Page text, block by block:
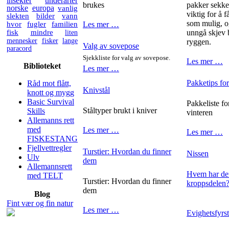
norske europa vanlig
slekten
bilder
vann
hvor
fugler
familien
fisk
mindre
liten
mennesker fisker lange
paracord
Biblioteket
Råd mot flått,
knott og mygg
Basic Survival
Skills
Allemanns rett
med
FISKESTANG
Fjellvettregler
Ulv
Allemannsrett
med TELT
Blog
Fint vær og fin natur
brukes
Les mer …
Valg av sovepose
Sjekkliste for valg av sovepose.
Les mer …
Knivstål
Ståltyper brukt i kniver
Les mer …
Turstier: Hvordan du finner
dem
Turstier: Hvordan du finner
dem
Les mer …
pakker
viktig for å
som mulig,
unngå skjev
ryggen.
Les mer …
Pakketips
Pakkeliste
vinteren
Les mer …
Nissen
Hvem har
kroppsdelen?